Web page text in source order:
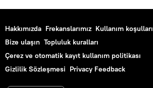
Hakkımızda Frekanslarımız Kullanım koşulları
Bize ulaşın Topluluk kuralları
Çerez ve otomatik kayıt kullanım politikası
Gizlilik Sözleşmesi Privacy Feedback